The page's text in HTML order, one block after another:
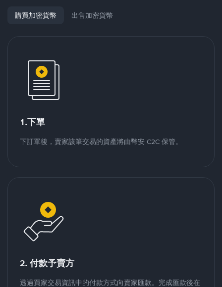
購買加密貨幣 出售加密貨幣
1.下單
下訂單後，賣家該筆交易的資產將由幣安 C2C 保管。
2. 付款予賣方
透過買家交易資訊中的付款方式向賣家匯款。完成匯款後在